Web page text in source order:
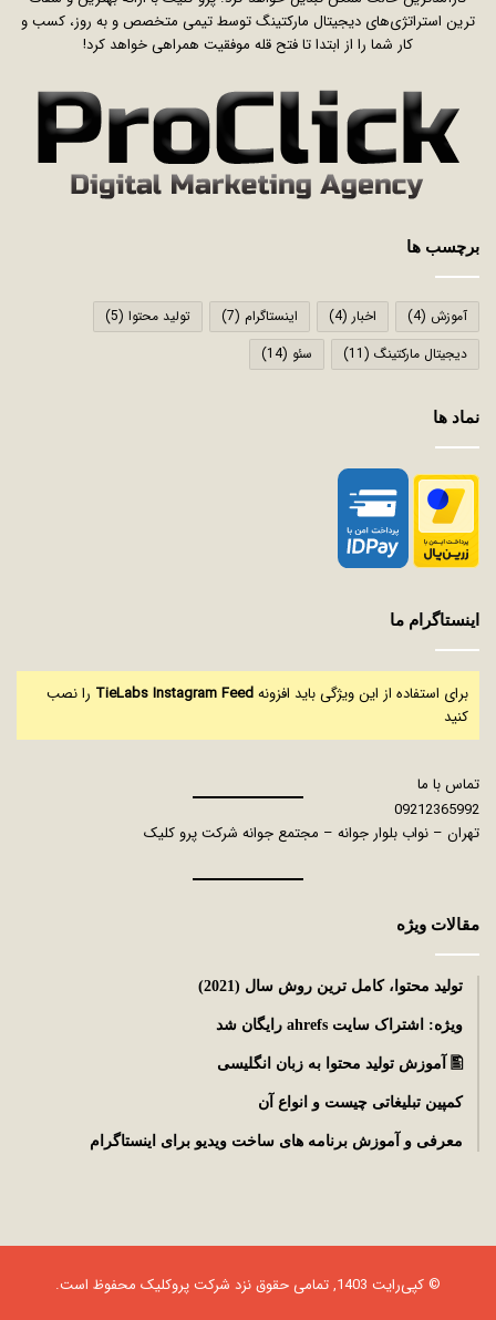
ترین استراتژی‌های دیجیتال مارکتینگ توسط تیمی متخصص و به روز، کسب و
کار شما را از ابتدا تا فتح قله موفقیت همراهی خواهد کرد!
برچسب ها
آموزش (4) اخبار (4) اینستاگرام (7) تولید محتوا (5)
دیجیتال مارکتینگ (11) سئو (14)
نماد ها
اینستاگرام ما
برای استفاده از این ویژگی باید افزونهTieLabs Instagram Feed را نصب
کنید
تماس با ما
09212365992
تهران – نواب بلوار جوانه – مجتمع جوانه شرکت پرو کلیک
مقالات ویژه
توليد محتوا، کامل ترین روش سال (2021)
ویژه: اشتراک سایت ahrefs رایگان شد
🖺 آموزش تولید محتوا به زبان انگلیسی
کمپین تبلیغاتی چیست و انواع آن
معرفی و آموزش برنامه های ساخت ویدیو برای اینستاگرام
© کپی‌رایت 1403, تمامی حقوق نزد شرکت پروکلیک محفوظ است.